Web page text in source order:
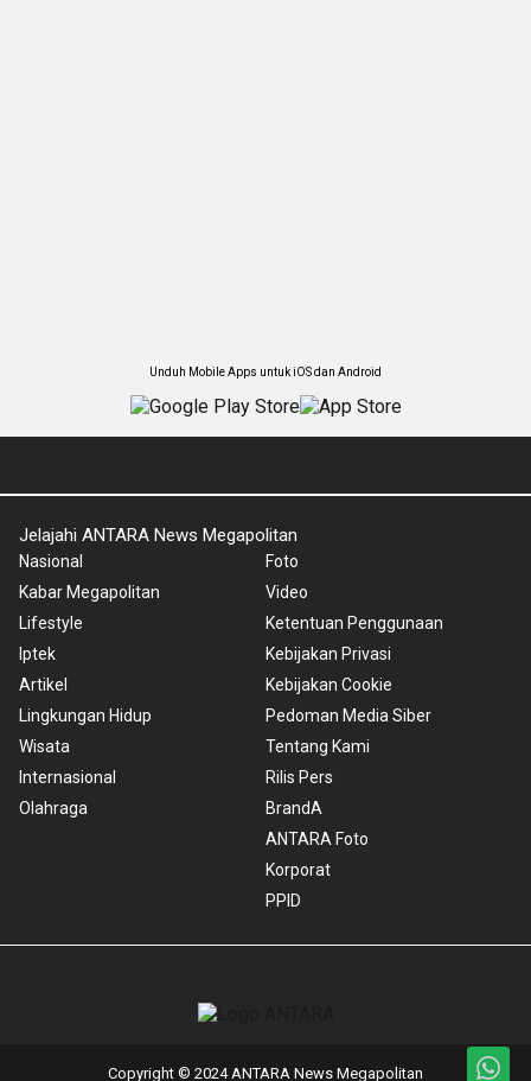
Unduh Mobile Apps untuk iOS dan Android
Jelajahi ANTARA News Megapolitan
Nasional
Kabar Megapolitan
Lifestyle
Iptek
Artikel
Lingkungan Hidup
Wisata
Internasional
Olahraga
Foto
Video
Ketentuan Penggunaan
Kebijakan Privasi
Kebijakan Cookie
Pedoman Media Siber
Tentang Kami
Rilis Pers
BrandA
ANTARA Foto
Korporat
PPID
Copyright © 2024 ANTARA News Megapolitan